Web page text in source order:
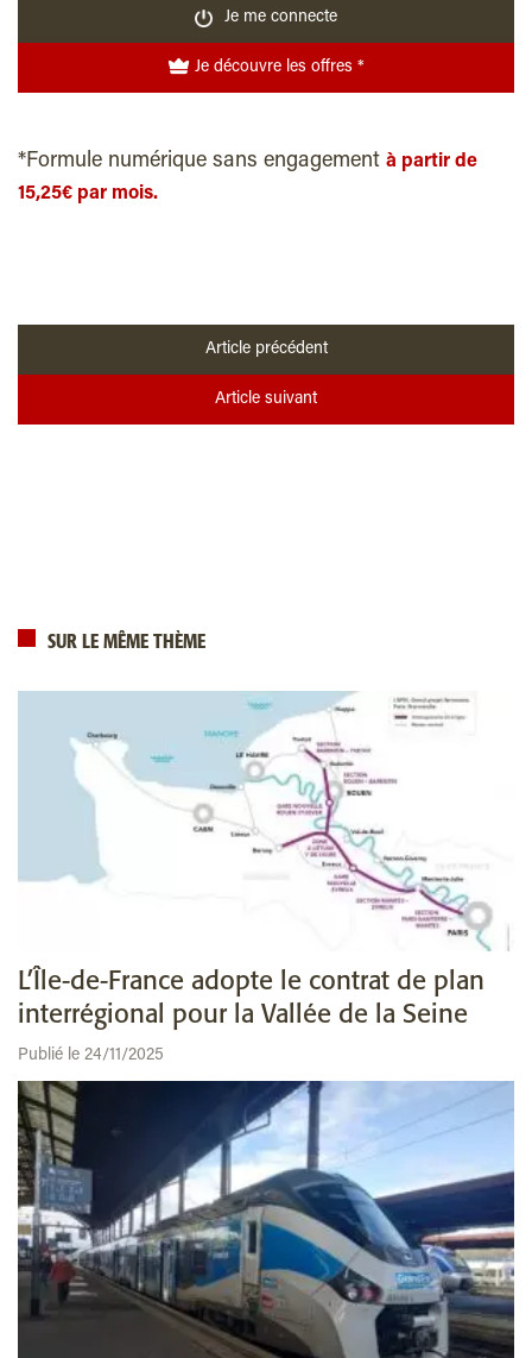
Je me connecte
Je découvre les offres *
*Formule numérique sans engagement à partir de
15,25€ par mois.
Article précédent
Article suivant
SUR LE MÊME THÈME
L’Île-de-France adopte le contrat de plan
interrégional pour la Vallée de la Seine
Publié le 24/11/2025